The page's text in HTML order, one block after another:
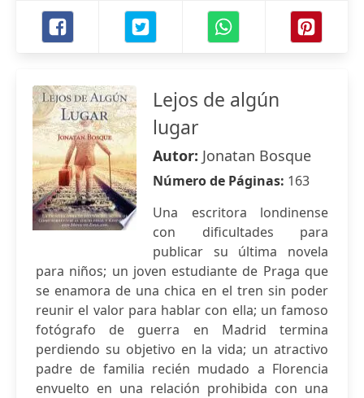
Lejos de algún
lugar
Autor: Jonatan Bosque
Número de Páginas: 163
Una escritora londinense
con dificultades para
publicar su última novela
para niños; un joven estudiante de Praga que
se enamora de una chica en el tren sin poder
reunir el valor para hablar con ella; un famoso
fotógrafo de guerra en Madrid termina
perdiendo su objetivo en la vida; un atractivo
padre de familia recién mudado a Florencia
envuelto en una relación prohibida con una